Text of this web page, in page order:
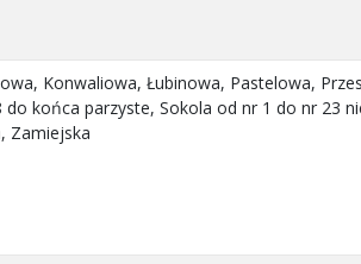
Konwaliowa, Łubinowa, Pastelowa,
do końca parzyste, Sokola od nr 1 do nr 23
Zamiejska